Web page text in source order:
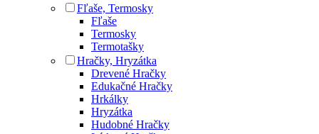
Fľaše, Termosky
Fľaše
Termosky
Termotašky
Hračky, Hryzátka
Drevené Hračky
Edukačné Hračky
Hrkálky
Hryzátka
Hudobné Hračky